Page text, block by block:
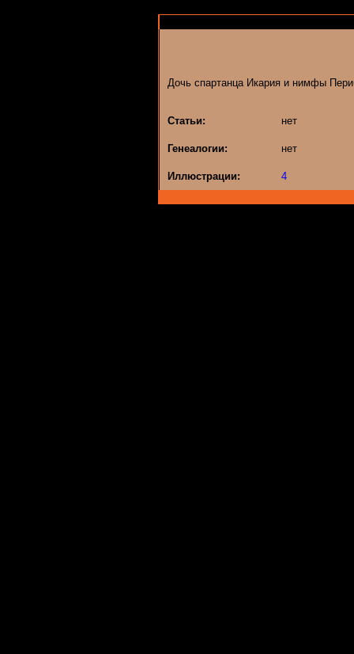
Дочь спартанца Икария и нимфы
Статьи: нет
Генеалогии: нет
Иллюстрации: 4